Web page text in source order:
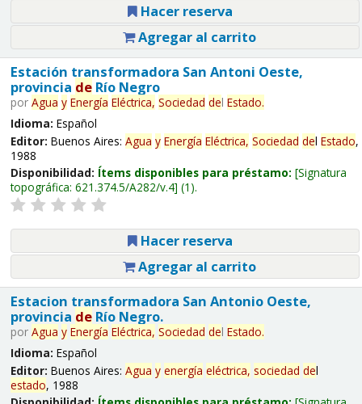
Hacer reserva
Agregar al carrito
Estación transformadora San Antoni Oeste,
provincia deRío Negro
por Agua y Energía Eléctrica, Sociedad del Estado.
Idioma: Español
Editor: Buenos Aires: Agua y Energía Eléctrica, Sociedad del Estado,
1988
Disponibilidad: Ítems disponibles para préstamo: Signatura
topográfica: 621.374.5/A282/v.4 (1).
Hacer reserva
Agregar al carrito
Estacion transformadora San Antonio Oeste,
provincia deRío Negro.
por Agua y Energía Eléctrica, Sociedad del Estado.
Idioma: Español
Editor: Buenos Aires: Agua y energía eléctrica, sociedad del
estado, 1988